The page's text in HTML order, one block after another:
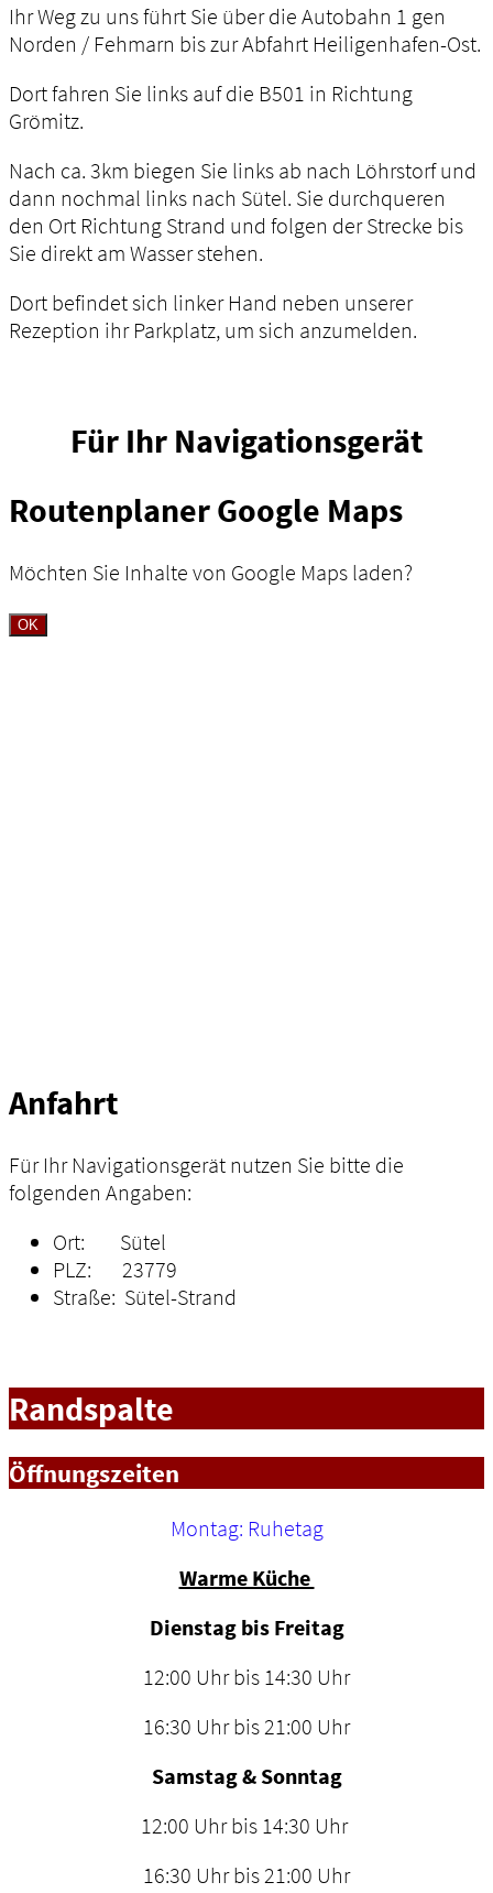
Ihr Weg zu uns führt Sie über die Autobahn 1 gen
Norden / Fehmarn bis zur Abfahrt Heiligenhafen-Ost.
Dort fahren Sie links auf die B501 in Richtung
Grömitz.
Nach ca. 3km biegen Sie links ab nach Löhrstorf und
dann nochmal links nach Sütel. Sie durchqueren
den Ort Richtung Strand und folgen der Strecke bis
Sie direkt am Wasser stehen.
Dort befindet sich linker Hand neben unserer
Rezeption ihr Parkplatz, um sich anzumelden.
Für Ihr Navigationsgerät
Routenplaner Google Maps
Möchten Sie Inhalte von Google Maps laden?
OK
Anfahrt
Für Ihr Navigationsgerät nutzen Sie bitte die
folgenden Angaben:
Ort: Sütel
PLZ: 23779
Straße: Sütel-Strand
Randspalte
Öffnungszeiten
Montag: Ruhetag
Warme Küche
Dienstag bis Freitag
12:00 Uhr bis 14:30 Uhr
16:30 Uhr bis 21:00 Uhr
Samstag & Sonntag
12:00 Uhr bis 14:30 Uhr
16:30 Uhr bis 21:00 Uhr